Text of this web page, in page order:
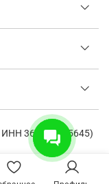
366115835645)